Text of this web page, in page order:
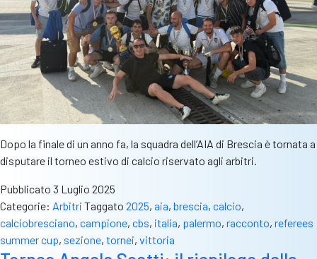
e
tutte
le
date
Dopo la finale di un anno fa, la squadra dell’AIA di Brescia è tornata a
disputare il torneo estivo di calcio riservato agli arbitri.
Pubblicato 3 Luglio 2025
Categorie: Arbitri Taggato 2025, aia, brescia, calcio,
calciobresciano, campione, cbs, italia, palermo, racconto, referees
summer cup, sezione, tornei, vittoria